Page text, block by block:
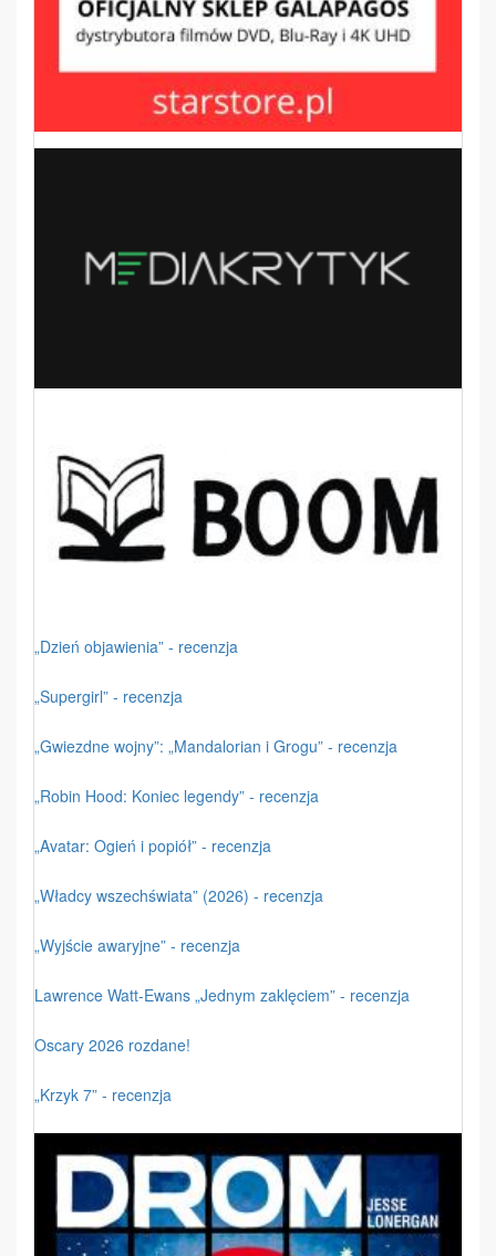
„Dzień objawienia” - recenzja
„Supergirl” - recenzja
„Gwiezdne wojny”: „Mandalorian i Grogu” - recenzja
„Robin Hood: Koniec legendy” - recenzja
„Avatar: Ogień i popiół” - recenzja
„Władcy wszechświata” (2026) - recenzja
„Wyjście awaryjne” - recenzja
Lawrence Watt-Ewans „Jednym zaklęciem” - recenzja
Oscary 2026 rozdane!
„Krzyk 7” - recenzja